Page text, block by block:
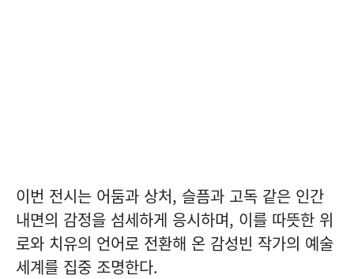
이번 전시는 어둠과 상처, 슬픔과 고독 같은 인간
내면의 감정을 섬세하게 응시하며, 이를 따뜻한 위
로와 치유의 언어로 전환해 온 감성빈 작가의 예술
세계를 집중 조명한다.